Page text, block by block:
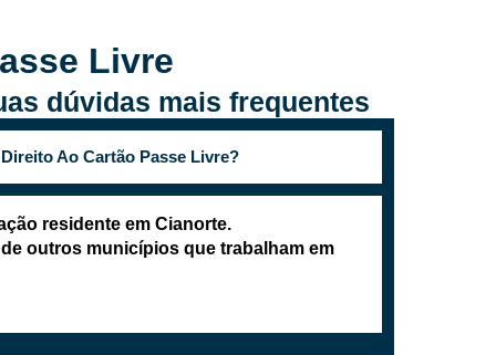
Livre
dúvidas mais frequentes
Ao Cartão Passe Livre?
residente em Cianorte.
outros municípios que trabalham em